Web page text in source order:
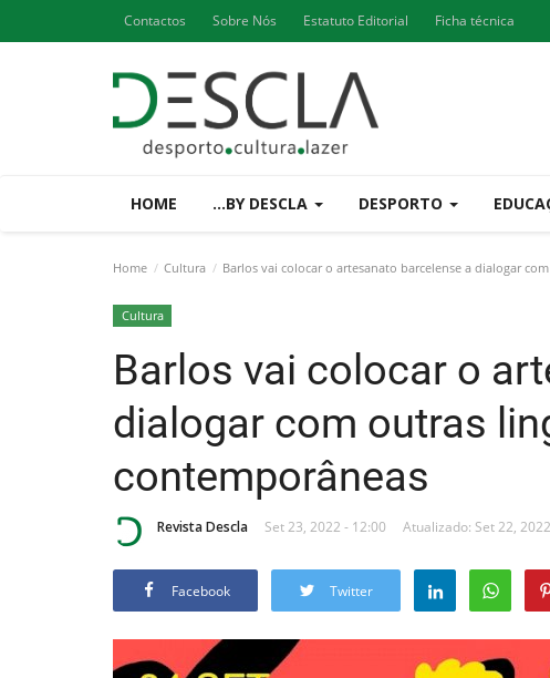
Contactos Sobre Nós Estatuto Editorial Ficha técnica
HOME ...BY DESCLA DESPORTO
Home Cultura Barlos vai colocar o artesanato barcelense a dialogar
Cultura
Barlos vai colocar o
dialogar com outras
contemporâneas
Revista Descla Set 23, 2022 - 12:00 Atualizado: Set 22,
Facebook Twitter